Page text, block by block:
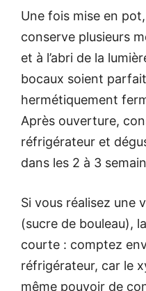
Une fois mise en
conserve plusieurs
et à l’abri de la
bocaux soient
hermétiquement
Après ouverture,
réfrigérateur et
dans les 2 à 3
Si vous réalisez une
(sucre de bouleau),
courte : comptez
réfrigérateur, car le
même pouvoir de